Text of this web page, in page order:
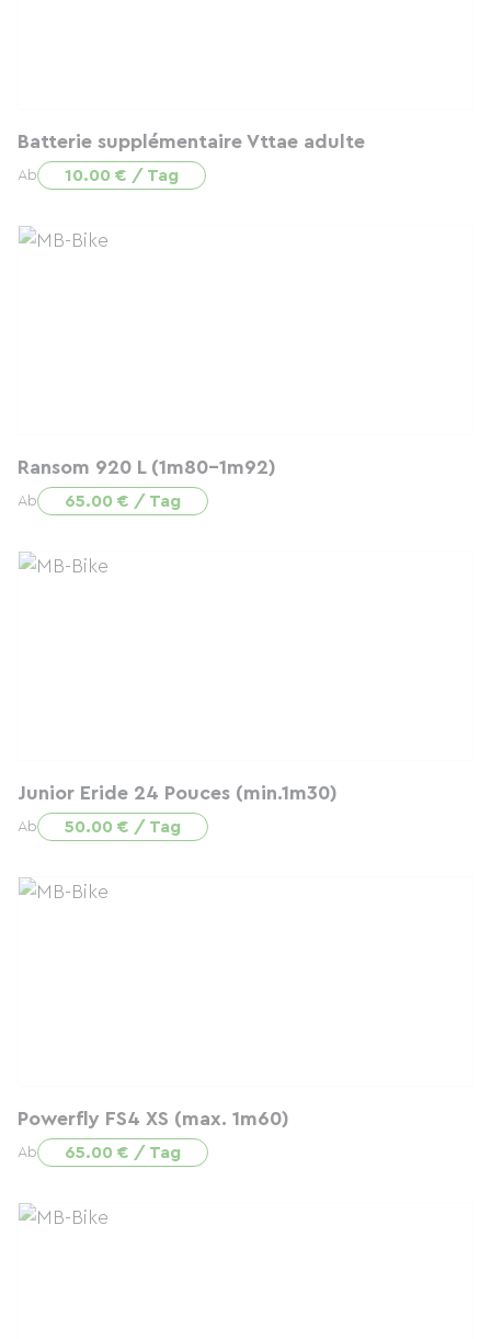
Batterie supplémentaire Vttae adulte
Ab 10.00 € / Tag
Ransom 920 L (1m80-1m92)
Ab 65.00 € / Tag
Junior Eride 24 Pouces (min.1m30)
Ab 50.00 € / Tag
Powerfly FS4 XS (max. 1m60)
Ab 65.00 € / Tag